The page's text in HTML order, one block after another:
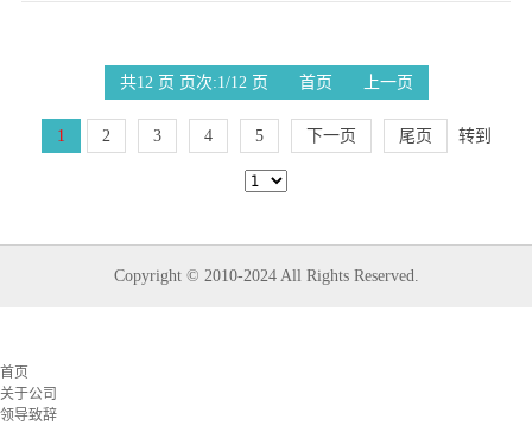
共12 页 页次:1/12 页 首页 上一页
1 2 3 4 5 下一页 尾页 转到
Copyright © 2010-2024 All Rights Reserved.
首页
关于公司
领导致辞